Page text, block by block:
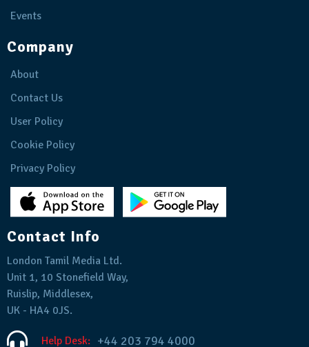
Events
Company
About
Contact Us
User Policy
Cookie Policy
Privacy Policy
Contact Info
London Tamil Media Ltd.
Unit 1, 10 Stonefield Way,
Ruislip, Middlesex,
UK - HA4 0JS.
Help Desk: +44 203 794 4000